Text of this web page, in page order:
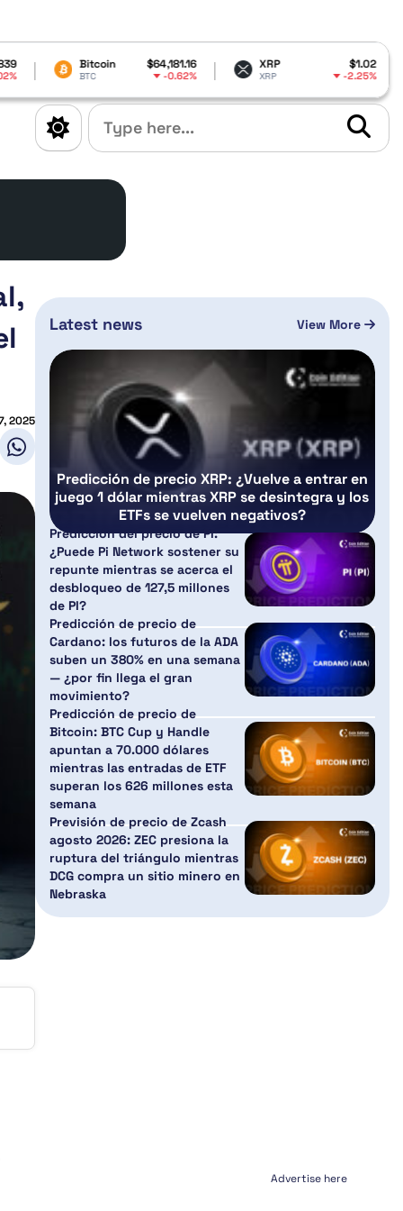
$64,181.16
-0.62%
XRP $1.02
XRP -2.25%
Dogecoin
DOGE
2025
Latest news View More
Predicción de precio XRP: ¿Vuelve a entrar en
juego 1 dólar mientras XRP se desintegra y los
ETFs se vuelven negativos?
Predicción del precio de PI:
¿Puede Pi Network sostener su
repunte mientras se acerca el
desbloqueo de 127,5 millones
de PI?
Predicción de precio de
Cardano: los futuros de la ADA
suben un 380% en una semana
— ¿por fin llega el gran
movimiento?
Predicción de precio de
Bitcoin: BTC Cup y Handle
apuntan a 70.000 dólares
mientras las entradas de ETF
superan los 626 millones esta
semana
Previsión de precio de Zcash
agosto 2026: ZEC presiona la
ruptura del triángulo mientras
DCG compra un sitio minero en
Nebraska
Advertise here